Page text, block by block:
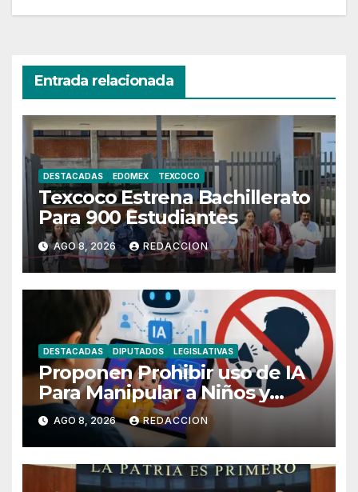
Entrada relacionada
DESTACADAS EDOMEX TEXCOCO
Texcoco Estrena Bachillerato
Para 900 Estudiantes
AGO 8, 2026 REDACCION
DESTACADAS DIPUTADOS LEGISLATIVAS
Proponen Prohibir uso de IA
Para Manipular a Niños y
Adolescentes
AGO 8, 2026 REDACCION